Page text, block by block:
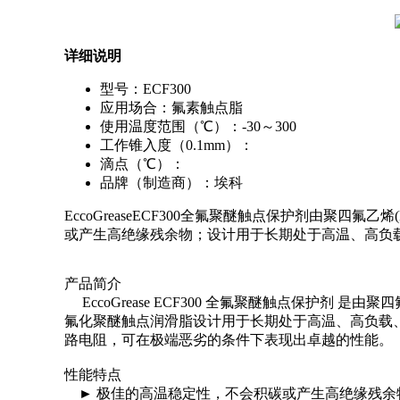
详细说明
型号：ECF300
应用场合：氟素触点脂
使用温度范围（℃）：-30～300
工作锥入度（0.1mm）：
滴点（℃）：
品牌（制造商）：埃科
EccoGreaseECF300全氟聚醚触点保护剂由聚四氟乙
或产生高绝缘残余物；设计用于长期处于高温、高
产品简介
EccoGrease ECF300 全氟聚醚触点保护剂 是由聚
氟化聚醚触点润滑脂设计用于长期处于高温、高负
路电阻，可在极端恶劣的条件下表现出卓越的性能。
性能特点
► 极佳的高温稳定性，不会积碳或产生高绝缘残余